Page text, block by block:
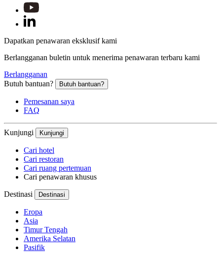
Dapatkan penawaran eksklusif kami
Berlangganan buletin untuk menerima penawaran terbaru kami
Berlangganan
Butuh bantuan?
Butuh bantuan?
Pemesanan saya
FAQ
Kunjungi Kunjungi
Cari hotel
Cari restoran
Cari ruang pertemuan
Cari penawaran khusus
Destinasi Destinasi
Eropa
Asia
Timur Tengah
Amerika Selatan
Pasifik